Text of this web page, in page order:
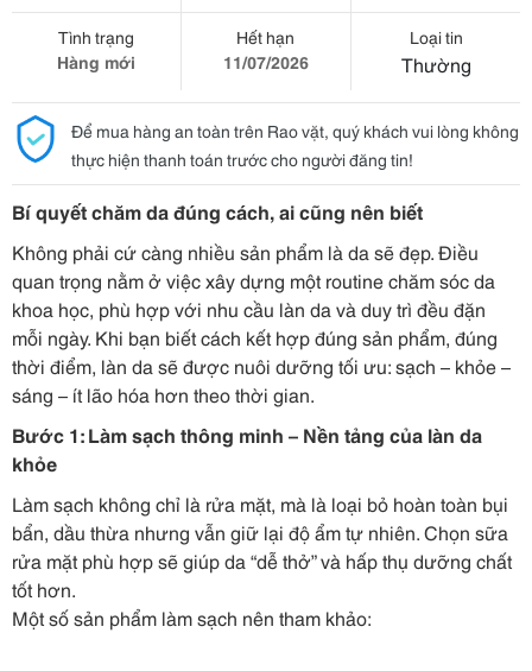
Tình trạng
Hàng mới
Hết hạn
11/07/2026
Loại tin
Thường
Để mua hàng an toàn trên Rao vặt, quý khách vui lòng không
thực hiện thanh toán trước cho người đăng tin!
Bí quyết chăm da đúng cách, ai cũng nên biết
Không phải cứ càng nhiều sản phẩm là da sẽ đẹp. Điều
quan trọng nằm ở việc xây dựng một routine chăm sóc da
khoa học, phù hợp với nhu cầu làn da và duy trì đều đặn
mỗi ngày. Khi bạn biết cách kết hợp đúng sản phẩm, đúng
thời điểm, làn da sẽ được nuôi dưỡng tối ưu: sạch – khỏe –
sáng – ít lão hóa hơn theo thời gian.
Bước 1: Làm sạch thông minh – Nền tảng của làn da
khỏe
Làm sạch không chỉ là rửa mặt, mà là loại bỏ hoàn toàn bụi
bẩn, dầu thừa nhưng vẫn giữ lại độ ẩm tự nhiên. Chọn sữa
rửa mặt phù hợp sẽ giúp da “dễ thở” và hấp thụ dưỡng chất
tốt hơn.
Một số sản phẩm làm sạch nên tham khảo: